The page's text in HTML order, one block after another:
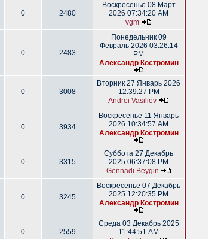
0 2480
Воскресенье 08 Март
2026 07:34:20 AM
vgm
0 2483
Понедельник 09
Февраль 2026 03:26:14
PM
Александр Костромин
0 3008
Вторник 27 Январь 2026
12:39:27 PM
Andrei Vasiliev
0 3934
Воскресенье 11 Январь
2026 10:34:57 AM
Александр Костромин
0 3315
Суббота 27 Декабрь
2025 06:37:08 PM
Gennadi Beygin
0 3245
Воскресенье 07 Декабрь
2025 12:20:35 PM
Александр Костромин
0 2559
Среда 03 Декабрь 2025
11:44:51 AM